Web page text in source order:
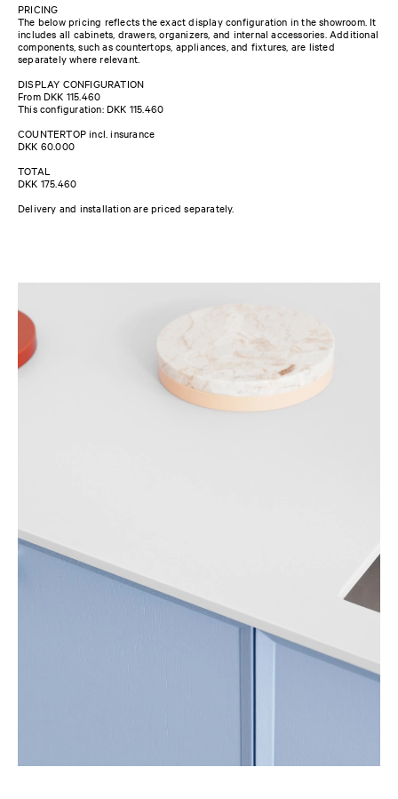
PRICING
The below pricing reflects the exact display configuration in the showroom. It
includes all cabinets, drawers, organizers, and internal accessories. Additional
components, such as countertops, appliances, and fixtures, are listed
separately where relevant.
DISPLAY CONFIGURATION
From DKK 115.460
This configuration: DKK 115.460
COUNTERTOP incl. insurance
DKK 60.000
TOTAL
DKK 175.460
Delivery and installation are priced separately.